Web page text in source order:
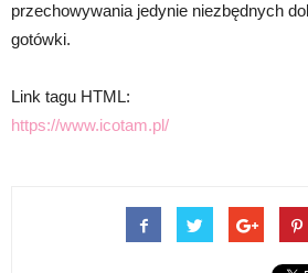
przechowywania jedynie niezbędnych
gotówki.
Link tagu HTML:
https://www.icotam.pl/